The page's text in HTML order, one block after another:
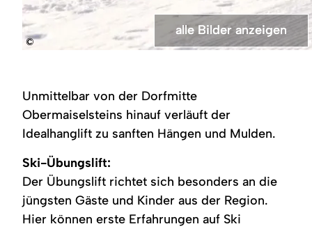
©
mehreren
kleinen
Skifahrern.
rot-
blaue
Absperrung
mit
bunten
Figuren
säumt
den
alle Bilder anzeigen
Skikleidung
und
Helmen
auf
verschneiten
Piste.
alle Bilder anzeigen
beigem
Helm
und
Skibrille
auf
Skiern.
Es
einen
blau-
schwarzen
alle Bilder anzeigen
Skikleidung
und
Helmen
auf
verschneiten
Piste.
alle Bilder anzeigen
Unmittelbar von der Dorfmitte
Obermaiselsteins hinauf verläuft der
Idealhanglift zu sanften Hängen und Mulden.
Ski-Übungslift:
Der Übungslift richtet sich besonders an die
jüngsten Gäste und Kinder aus der Region.
Hier können erste Erfahrungen auf Ski